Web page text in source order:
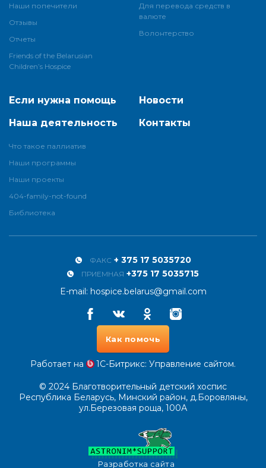
Наши попечители
Отзывы
Отчеты
Friends of the Belarusian
Children’s Hospice
Для перевода средств в
валюте
Волонтерство
Если нужна помощь
Наша деятельность
Что такое паллиатив
Наши программы
Наши проекты
404-family-not-found
Библиотека
Новости
Контакты
ФАКС + 375 17 5035720
ПРИЕМНАЯ +375 17 5035715
E-mail: hospice.belarus@gmail.com
FacebookVkontakteOdnoklassnikiInstagram
Как помочь
Работает на 1С-Битрикс: Управление сайтом.
© 2024 Благотворительный детский хоспис
Республика Беларусь, Минский район, д.Боровляны,
ул.Березовая роща, 100А
Разработка сайта